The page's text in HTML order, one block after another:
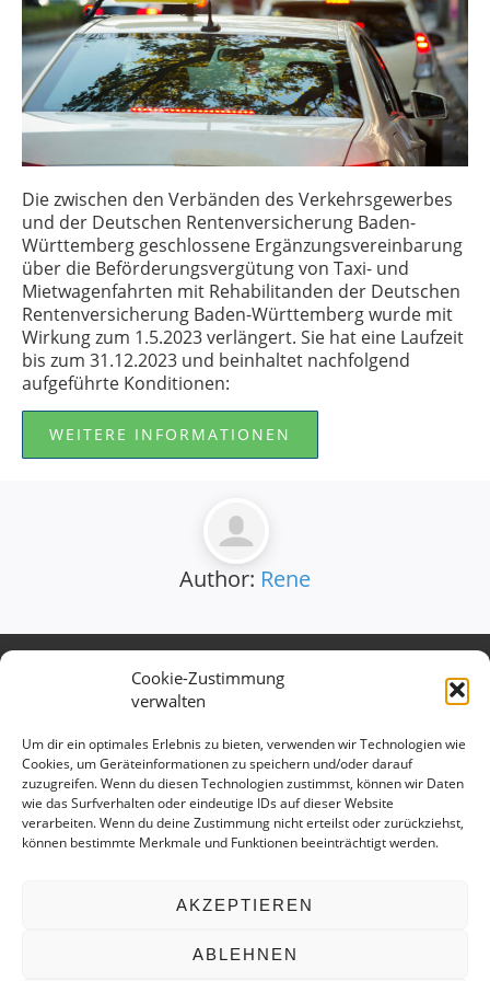
Cookie-Zustimmung
verwalten
Um dir ein optimales Erlebnis zu bieten, verwenden wir Technologien wie
Cookies, um Geräteinformationen zu speichern und/oder darauf
zuzugreifen. Wenn du diesen Technologien zustimmst, können wir Daten
wie das Surfverhalten oder eindeutige IDs auf dieser Website
verarbeiten. Wenn du deine Zustimmung nicht erteilst oder zurückziehst,
können bestimmte Merkmale und Funktionen beeinträchtigt werden.
AKZEPTIEREN
ABLEHNEN
Die zwischen den Verbänden des Verkehrsgewerbes
und der Deutschen Rentenversicherung Baden-
Württemberg geschlossene Ergänzungsvereinbarung
über die Beförderungsvergütung von Taxi- und
Mietwagenfahrten mit Rehabilitanden der Deutschen
Rentenversicherung Baden-Württemberg wurde mit
Wirkung zum 1.5.2023 verlängert. Sie hat eine Laufzeit
bis zum 31.12.2023 und beinhaltet nachfolgend
aufgeführte Konditionen:
WEITERE INFORMATIONEN
Author: Rene
Verband des Württembergischen
Verkehrsgewerbes e.V.
Telefon: 0711 699 897 15
E-Mail:info@vv-wuerttemberg.de
Geschäftsstelle